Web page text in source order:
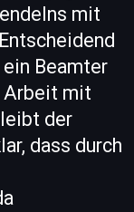
mit
Beamter
Arbeit mit
der
dass durch